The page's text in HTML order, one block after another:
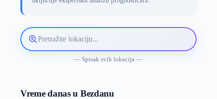
Pretražite
lokaciju
— Spisak svih lokacija —
Vreme danas u Bezdanu